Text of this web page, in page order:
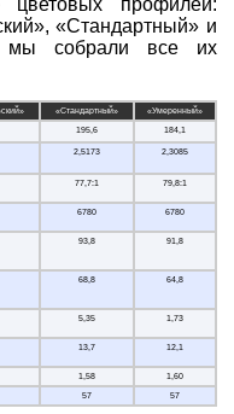
профилей:
«Стандартный» и
мы собрали все их
«Стандартный» «Умеренный»
195,6 184,1
2,5173 2,3085
77,7:1 79,8:1
6780 6780
93,8 91,8
68,8 64,8
5,35 1,73
13,7 12,1
1,58
1,60
57 57